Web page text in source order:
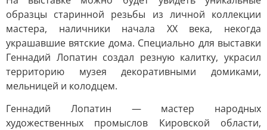
образцы старинной резьбы из личной коллекции
мастера, наличники начала ХХ века, некогда
украшавшие вятские дома. Специально для выставки
Геннадий Лопатин создал резную калитку, украсил
территорию музея декоративными домиками,
мельницей и колодцем.
Геннадий Лопатин — мастер народных
художественных промыслов Кировской области,